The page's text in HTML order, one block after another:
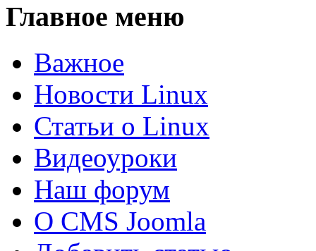
Главное меню
Важное
Новости Linux
Статьи о Linux
Видеоуроки
Наш форум
О CMS Joomla